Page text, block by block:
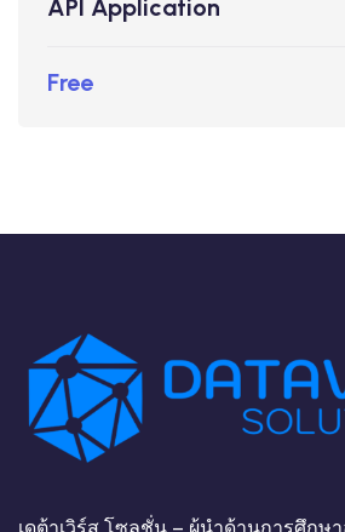
API Application
Free